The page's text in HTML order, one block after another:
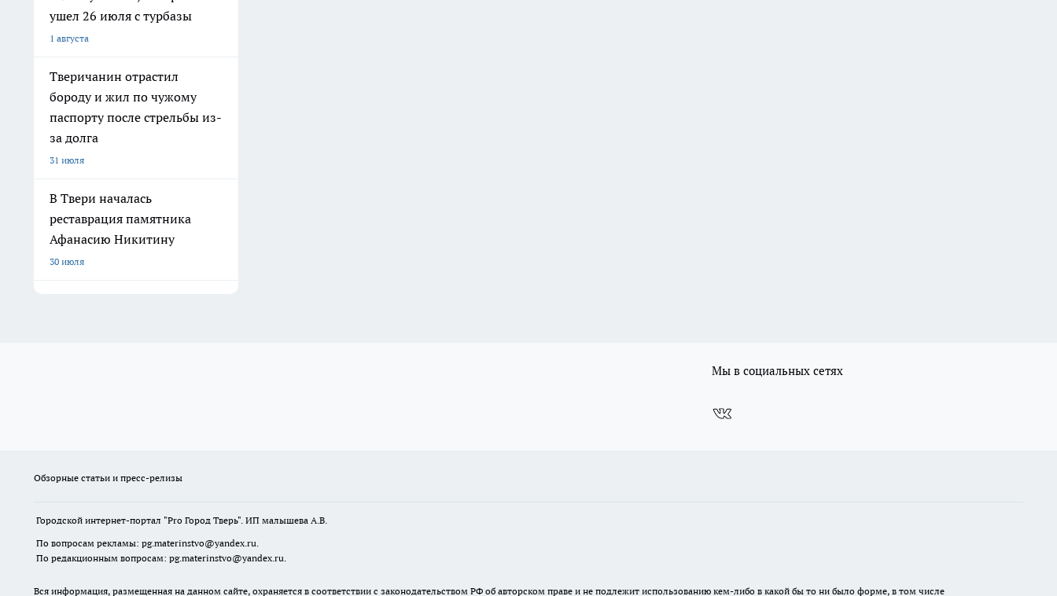
ушел 26 июля с турбазы
1 августа
Тверичанин отрастил
бороду и жил по чужому
паспорту после стрельбы из-
за долга
31 июля
В Твери началась
реставрация памятника
Афанасию Никитину
30 июля
Мы в социальных сетях
Обзорные статьи и пресс-релизы
Городской интернет-портал "Pro Город Тверь". ИП малышева А.В.
По вопросам рекламы: pg.materinstvo@yandex.ru.
По редакционным вопросам: pg.materinstvo@yandex.ru.
Вся информация, размещенная на данном сайте, охраняется в соответствии с законодательством РФ об авторском праве и не подлежит использованию кем-либо в какой бы то ни было форме, в том числе